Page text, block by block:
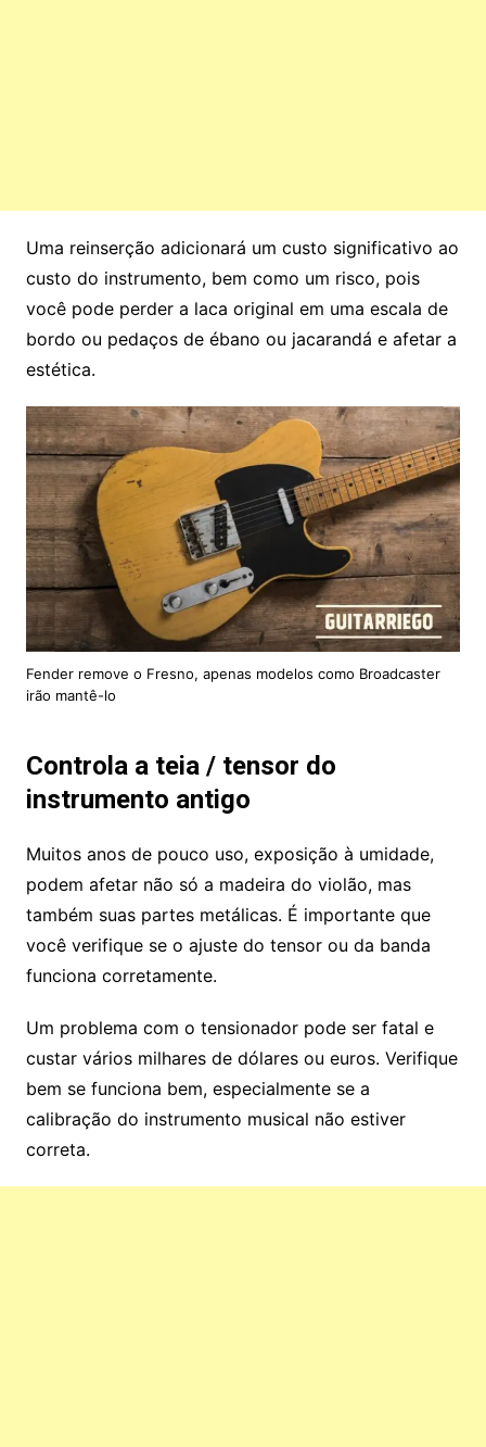
Uma reinserção adicionará um custo significativo ao
custo do instrumento, bem como um risco, pois
você pode perder a laca original em uma escala de
bordo ou pedaços de ébano ou jacarandá e afetar a
estética.
Fender remove o Fresno, apenas modelos como Broadcaster
irão mantê-lo
Controla a teia / tensor do
instrumento antigo
Muitos anos de pouco uso, exposição à umidade,
podem afetar não só a madeira do violão, mas
também suas partes metálicas. É importante que
você verifique se o ajuste do tensor ou da banda
funciona corretamente.
Um problema com o tensionador pode ser fatal e
custar vários milhares de dólares ou euros. Verifique
bem se funciona bem, especialmente se a
calibração do instrumento musical não estiver
correta.